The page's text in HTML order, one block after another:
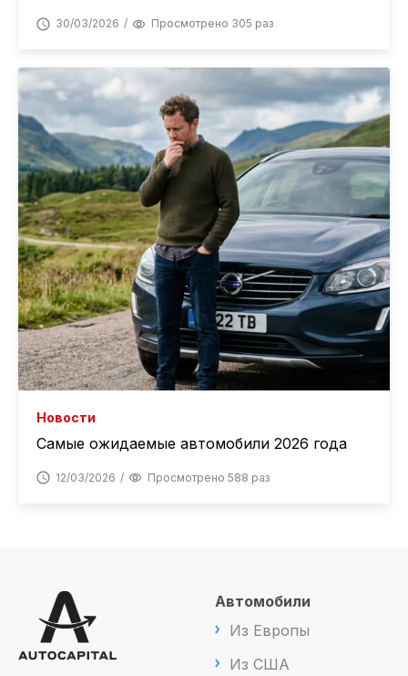
30/03/2026 Просмотрено 305 раз
Новости
Самые ожидаемые автомобили 2026 года
12/03/2026 Просмотрено 588 раз
Автомобили
Из Европы
Из США